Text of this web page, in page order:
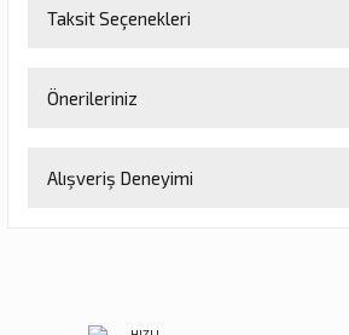
Taksit Seçenekleri
Önerileriniz
konularda yetersiz gördüğünüz noktaları
Ürün açıklamasında eksik bilgiler
Alışveriş Deneyimi